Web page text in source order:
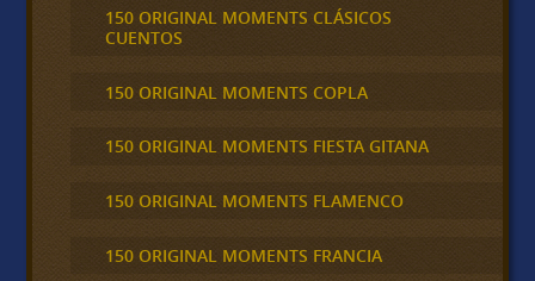
150 ORIGINAL MOMENTS CLÁSICOS
CUENTOS
150 ORIGINAL MOMENTS COPLA
150 ORIGINAL MOMENTS FIESTA GITANA
150 ORIGINAL MOMENTS FLAMENCO
150 ORIGINAL MOMENTS FRANCIA